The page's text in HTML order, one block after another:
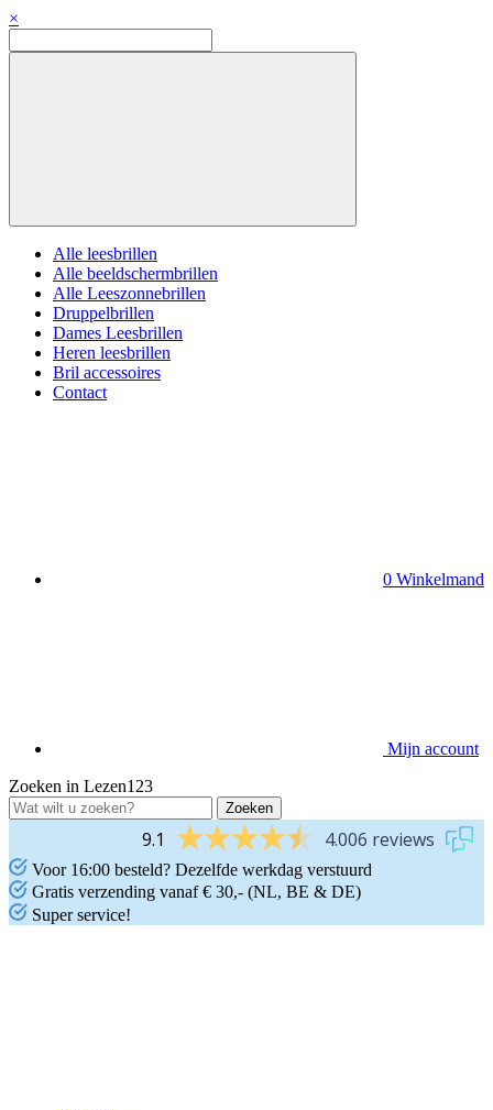
×
Alle leesbrillen
Alle beeldschermbrillen
Alle Leeszonnebrillen
Druppelbrillen
Dames Leesbrillen
Heren leesbrillen
Bril accessoires
Contact
0 Winkelmand
Mijn account
Zoeken in Lezen123
9.1 4.006 reviews
Voor 16:00 besteld? Dezelfde werkdag verstuurd
Gratis verzending vanaf € 30,- (NL, BE & DE)
Super service!